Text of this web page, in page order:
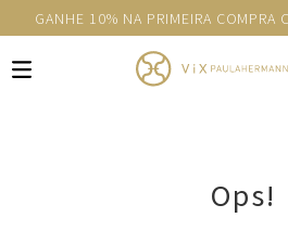
GANHE 10% NA PRIMEIRA COMPRA
Ops!